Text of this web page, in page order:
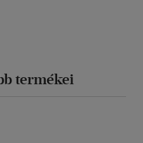
termékei